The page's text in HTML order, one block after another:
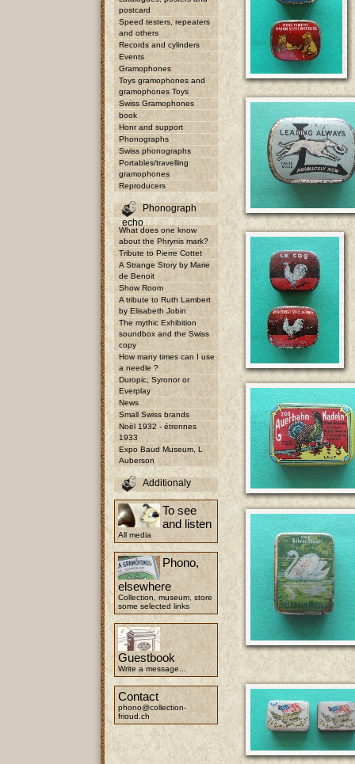
postcard
Speed testers, repeaters
and others
Records and cylinders
Events
Gramophones
Toys gramophones and
gramophones Toys
Swiss Gramophones
book
Honr and support
Phonographs
Swiss phonographs
Portables/travelling
gramophones
Reproducers
Phonograph
echo
What does one know
about the Phrynis mark?
Tribute to Pierre Cottet
A Strange Story by Marie
de Benoit
Show Room
A tribute to Ruth Lambert
by Elisabeth Jobin
The mythic Exhibition
soundbox and the Swiss
copy
How many times can I use
a needle ?
Duropic, Syronor or
Everplay
News
Small Swiss brands
Noël 1932 - étrennes
1933
Expo Baud Museum, L
Auberson
Additionaly
To see
and listen
All media
Phono,
elsewhere
Collection, museum, store
some selected links
Guestbook
Write a message...
Contact
phono@collection-
frioud.ch